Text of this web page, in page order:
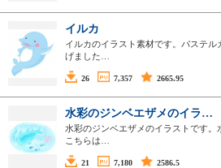
イルカ
イルカのイラスト素材です。パステ
げました…
26 7,357 2665.95
水彩のジンベエザメのイラ…
水彩のジンベエザメのイラストです。
こちらは…
21 7,180 2586.5